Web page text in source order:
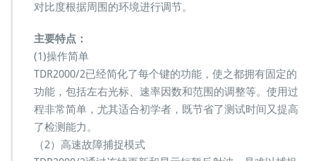
0/
式
电
力
电
对比度根据周围的环境进行调节。
主要特点：
(1)操作简单
TDR2000/2已经简化了每个键的功能，使之都拥有固定的
功能，包括左右光标、速率因数和范围的调整等。使用过
程非常简单，尤其适合初学者，既节省了测试时间又提高
了检测能力。
（2）高速故障捕捉模式